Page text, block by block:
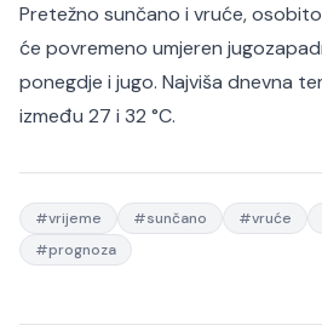
Pretežno sunčano i vruće,
će povremeno umjeren
ponegdje i jugo. Najviša dnevna
između 27 i 32 °C.
#vrijeme #sunčano #vruće
#prognoza